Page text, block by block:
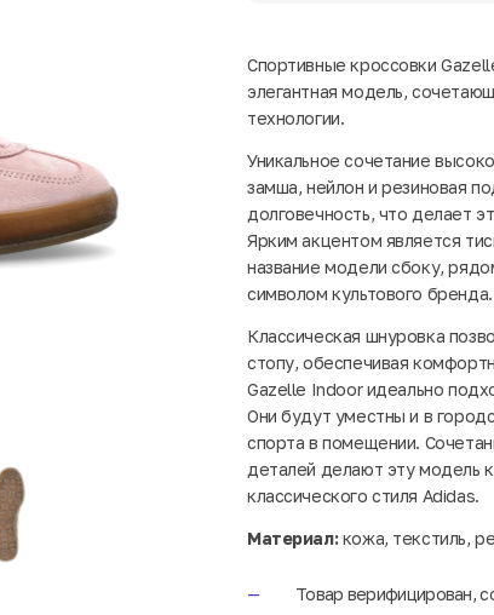
Спортивные кроссовки
элегантная модель,
технологии.
Уникальное сочетание
замша, нейлон и резиновая
долговечность, что делает
Ярким акцентом является
название модели сбоку,
символом культового бренда.
Классическая шнуровка
стопу, обеспечивая
Gazelle Indoor идеально
Они будут уместны и в
спорта в помещении.
деталей делают эту модель
классического стиля Adidas.
Материал:кожа, текстиль,
Товар верифицирован,